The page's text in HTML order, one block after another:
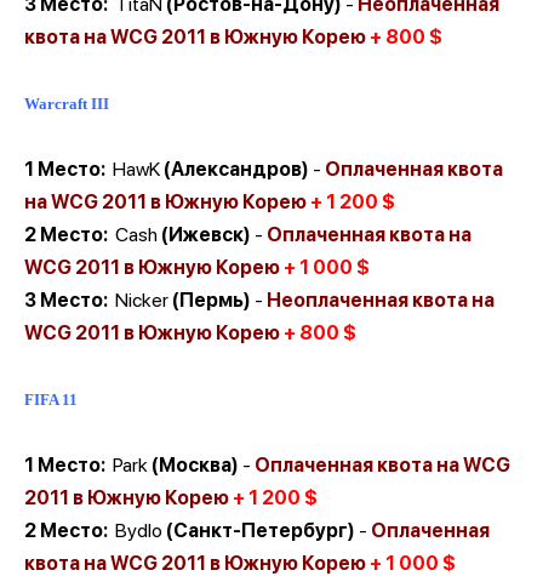
квота наWCG 2011 в Южную Корею + 800 $
Warcraft III
1 Место: HawK (Александров) - Оплаченная квота
на WCG 2011 в Южную Корею + 1 200 $
2 Место: Cash (Ижевск) - Оплаченная квота на
WCG 2011 в Южную Корею + 1 000 $
3 Место: Nicker (Пермь) - Неоплаченная квота на
WCG 2011 в Южную Корею + 800 $
FIFA 11
1 Место: Park (Москва) - Оплаченная квота на WCG
2011 в Южную Корею + 1 200 $
2 Место: Bydlo (Санкт-Петербург) - Оплаченная
квота на WCG 2011 в Южную Корею + 1 000 $